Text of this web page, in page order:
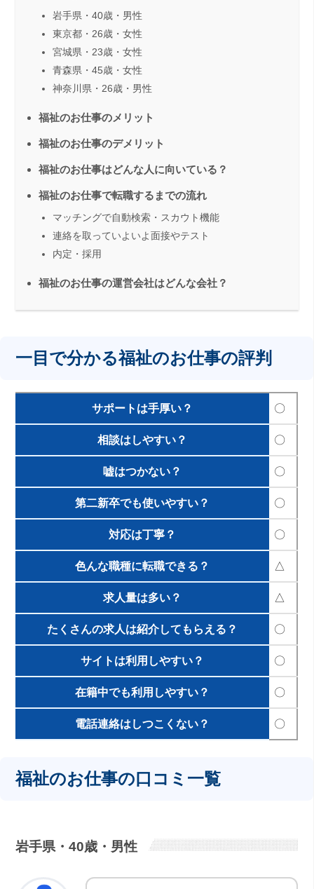
岩手県・40歳・男性
東京都・26歳・女性
宮城県・23歳・女性
青森県・45歳・女性
神奈川県・26歳・男性
福祉のお仕事のメリット
福祉のお仕事のデメリット
福祉のお仕事はどんな人に向いている？
福祉のお仕事で転職するまでの流れ
マッチングで自動検索・スカウト機能
連絡を取っていよいよ面接やテスト
内定・採用
福祉のお仕事の運営会社はどんな会社？
一目で分かる福祉のお仕事の評判
サポートは手厚い？ 〇
相談はしやすい？ 〇
嘘はつかない？ 〇
第二新卒でも使いやすい？ 〇
対応は丁寧？ 〇
色んな職種に転職できる？ △
求人量は多い？ △
たくさんの求人は紹介してもらえる？ 〇
サイトは利用しやすい？ 〇
在籍中でも利用しやすい？ 〇
電話連絡はしつこくない？ 〇
福祉のお仕事の口コミ一覧
岩手県・40歳・男性